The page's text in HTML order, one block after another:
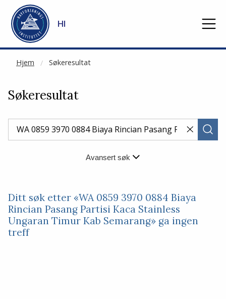
Gå til hovedinnhold
HI
Hjem Søkeresultat
NOT CACHED
Søkeresultat
Avansert søk
Ditt søk etter «WA 0859 3970 0884 Biaya
Rincian Pasang Partisi Kaca Stainless
Ungaran Timur Kab Semarang» ga ingen
treff